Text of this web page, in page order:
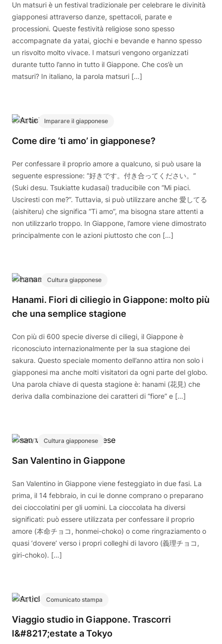
Un matsuri è un festival tradizionale per celebrare le divinità
giapponesi attraverso danze, spettacoli, parate e
processioni. Queste festività religiose sono spesso
accompagnate da yatai, giochi e bevande e hanno spesso
un risvolto molto vivace. I matsuri vengono organizzati
durante tutto l’anno in tutto il Giappone. Che cos’è un
matsuri? In italiano, la parola matsuri […]
2020/4/6 Imparare il giapponese
Come dire ‘ti amo’ in giapponese?
Per confessare il proprio amore a qualcuno, si può usare la
seguente espressione: “好きです。付き合ってください。”
(Suki desu. Tsukiatte kudasai) traducibile con “Mi piaci.
Usciresti con me?”. Tuttavia, si può utilizzare anche 愛してる
(aishiteru) che significa “Ti amo”, ma bisogna stare attenti a
non utilizzarlo troppo. In Giappone, l’amore viene dimostrato
principalmente con le azioni piuttosto che con […]
2020/2/25 Cultura giapponese
Hanami. Fiori di ciliegio in Giappone: molto più
che una semplice stagione
Con più di 600 specie diverse di ciliegi, il Giappone è
riconosciuto internazionalmente per la sua stagione dei
sakura. Questo speciale momento dell’anno attira non solo i
giapponesi ma anche molti visitatori da ogni parte del globo.
Una parola chiave di questa stagione è: hanami (花見) che
deriva dalla combinazione dei caratteri di “fiore” e […]
2020/2/7 Cultura giapponese
San Valentino in Giappone
San Valentino in Giappone viene festeggiato in due fasi. La
prima, il 14 febbraio, in cui le donne comprano o preparano
dei cioccolatini per gli uomini. La cioccolata ha diversi
significati: può essere utilizzata per confessare il proprio
amore (本命チョコ, honmei-choko) o come ringraziamento o
quasi ‘dovere’ verso i propri colleghi di lavoro (義理チョコ,
giri-choko). […]
2020/1/15 Comunicato stampa
Viaggio studio in Giappone. Trascorri
l&#8217;estate a Tokyo